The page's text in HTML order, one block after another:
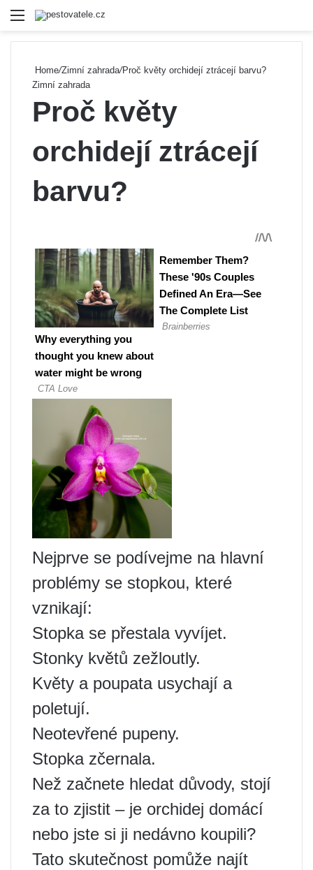
Menu
Home/Zimní zahrada/Proč květy orchidejí ztrácejí barvu?
Zimní zahrada
Proč květy
orchidejí ztrácejí
barvu?
Nejprve se podívejme na hlavní
problémy se stopkou, které
vznikají:
Stopka se přestala vyvíjet.
Stonky květů zežloutly.
Květy a poupata usychají a
poletují.
Neotevřené pupeny.
Stopka zčernala.
Než začnete hledat důvody, stojí
za to zjistit – je orchidej domácí
nebo jste si ji nedávno koupili?
Tato skutečnost pomůže najít